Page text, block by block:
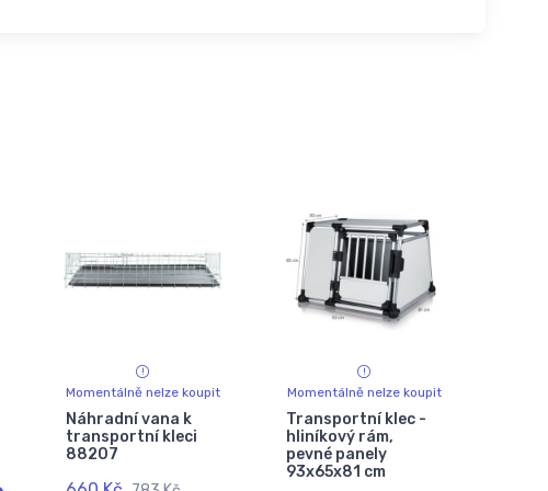
Momentálně nelze koupit
Náhradní vana k
transportní kleci
88207
Momentálně nelze koupit
Transportní klec -
hliníkový rám,
pevné panely
93x65x81 cm